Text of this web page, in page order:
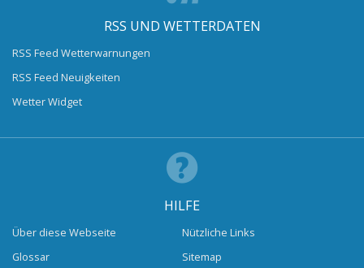
RSS UND WETTERDATEN
RSS Feed Wetterwarnungen
RSS Feed Neuigkeiten
Wetter Widget
HILFE
Über diese Webseite
Glossar
Nützliche Links
Sitemap